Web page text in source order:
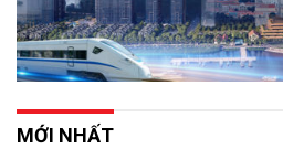
MỚI NHẤT